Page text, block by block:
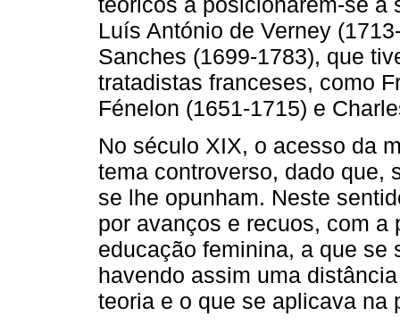
Luís António de Verney
Sanches (1699-1783), que
tratadistas franceses, como
Fénelon (1651-1715) e
No século XIX, o acesso da
tema controverso, dado que,
se lhe opunham. Neste
por avanços e recuos, com a
educação feminina, a que se
havendo assim uma
teoria e o que se aplicava na